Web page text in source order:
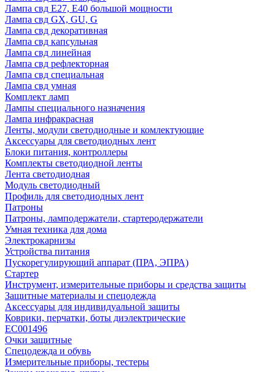
Лампа свд E27, Е40 большой мощности
Лампа свд GX, GU, G
Лампа свд декоративная
Лампа свд капсульная
Лампа свд линейная
Лампа свд рефлекторная
Лампа свд специальная
Лампа свд умная
Комплект ламп
Лампы специального назначения
Лампа инфракрасная
Ленты, модули светодиодные и комлектующие
Аксессуары для светодиодных лент
Блоки питания, контроллеры
Комплекты светодиодной ленты
Лента светодиодная
Модуль светодиодный
Профиль для светодиодных лент
Патроны
Патроны, ламподержатели, стартеродержатели
Умная техника для дома
Электрокарнизы
Устройства питания
Пускорегулирующий аппарат (ПРА, ЭПРА)
Стартер
Инструмент, измерительные приборы и средства защиты
Защитные материалы и спецодежда
Аксессуары для индивидуальной защиты
Коврики, перчатки, боты диэлектрические
EC001496
Очки защитные
Спецодежда и обувь
Измерительные приборы, тестеры